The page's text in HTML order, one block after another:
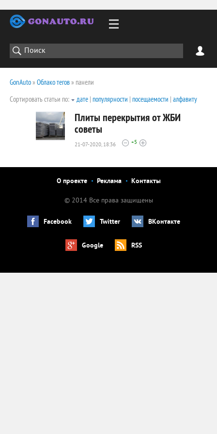
GonAuto» Облако тегов» панели
Сортировать статьи по:
дате | популярности | посещаемости | алфавиту
Плиты перекрытия от ЖБИ
советы
21-07-2020, 18:36 +5
О проекте Реклама Контакты
© 2014 Все права защищены
Facebook Twitter ВКонтакте
Google RSS